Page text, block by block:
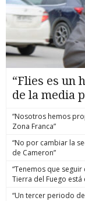
“Flies es un
de la media
“Nosotros hemos
Zona Franca”
“No por cambiar la
de Cameron”
“Tenemos que
Tierra del Fuego está
“Un tercer periodo